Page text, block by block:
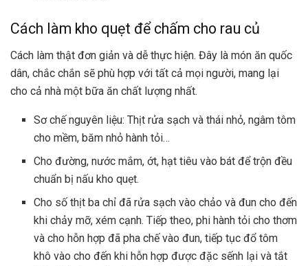
Cách làm kho quẹt để chấm cho rau củ
Cách làm thật đơn giản và dễ thực hiện. Đây là món ăn quốc
dân, chắc chắn sẽ phù hợp với tất cả mọi người, mang lại
cho cả nhà một bữa ăn chất lượng nhất.
Sơ chế nguyên liệu: Thịt rửa sạch và thái nhỏ, ngâm tôm
cho mềm, băm nhỏ hành tỏi…
Cho đường, nước mắm, ớt, hạt tiêu vào bát để trộn đều
chuẩn bị nấu kho quẹt.
Cho số thịt ba chỉ đã rửa sạch vào chảo và đun cho đến
khi chảy mỡ, xém cạnh. Tiếp theo, phi hành tỏi cho thơm
và cho hỗn hợp đã pha chế vào đun, tiếp tục đổ tôm
khô vào cho đến khi hỗn hợp được đặc sếnh lại và tắt